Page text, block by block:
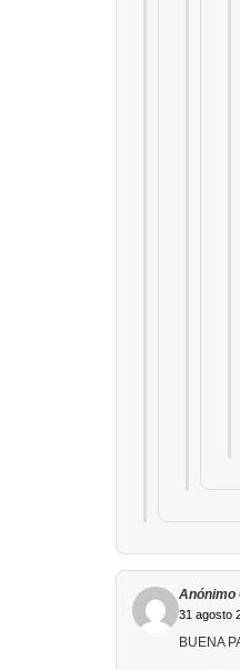
Anónimo
31 agosto
BUENA